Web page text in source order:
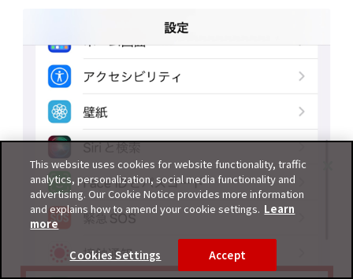
This website uses cookies for website functionality, traffic
analytics, personalization, social media functionality and
advertising. Our Cookie Notice provides more information
and explains how to amend your cookie settings. Learn
more
Cookies Settings Accept